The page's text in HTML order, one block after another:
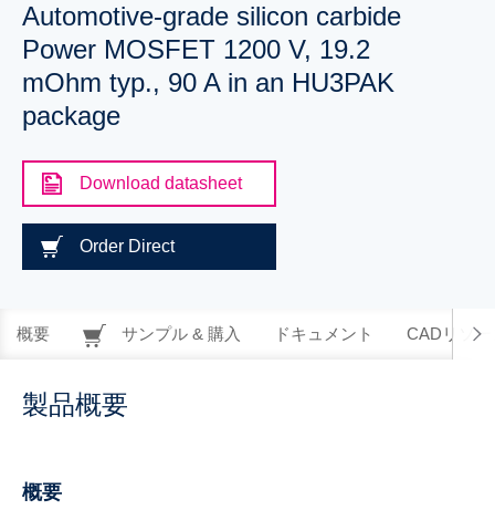
Automotive-grade silicon carbide
Power MOSFET 1200 V, 19.2
mOhm typ., 90 A in an HU3PAK
package
Download datasheet
Order Direct
概要 サンプル & 購入 ドキュメント CADリソー
製品概要
概要